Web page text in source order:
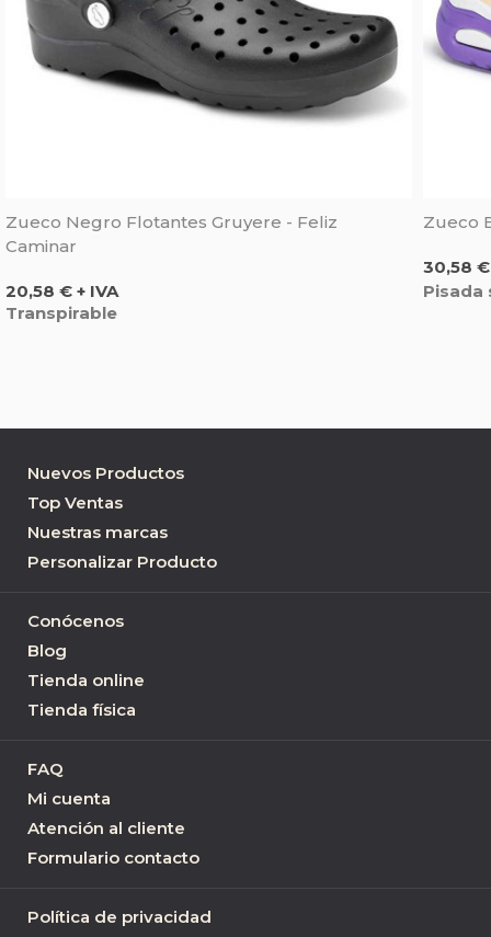
Zueco Negro Flotantes Gruyere - Feliz
Caminar
Precio
20,58 € + IVA
Transpirable
Zueco
Precio
30,58 €
Pisada
Nuevos Productos
Top Ventas
Nuestras marcas
Personalizar Producto
Conócenos
Blog
Tienda online
Tienda física
FAQ
Mi cuenta
Atención al cliente
Formulario contacto
Política de privacidad